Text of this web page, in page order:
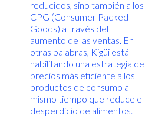
reducidos, sino también a los
CPG (Consumer Packed
Goods) a través del
aumento de las ventas. En
otras palabras, Kigüi está
habilitando una estrategia de
precios más eficiente a los
productos de consumo al
mismo tiempo que reduce el
desperdicio de alimentos.